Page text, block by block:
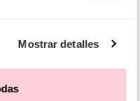
Mostrar detalles